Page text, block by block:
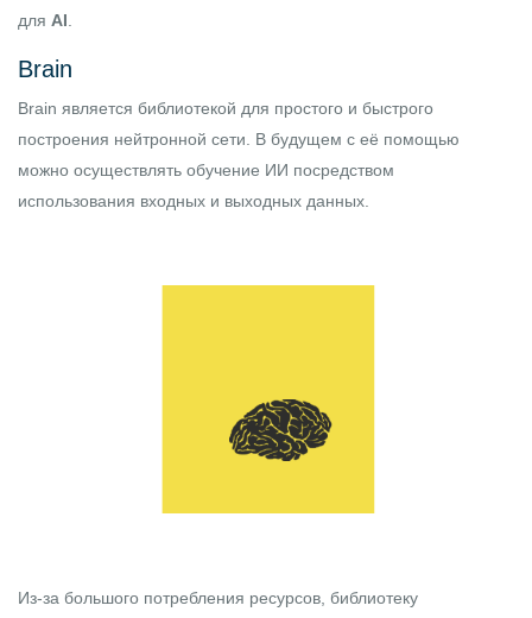
для AI
Brain
Brain является библиотекой для простого и быстрого
построения нейтронной сети. В будущем с её помощью
можно осуществлять обучение ИИ посредством
использования входных и выходных данных.
Из-за большого потребления ресурсов, библиотеку